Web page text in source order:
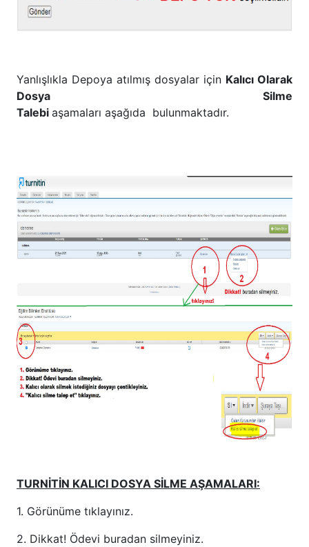
Yanlışlıkla Depoya atılmış dosyalar için Kalıcı Olarak
Dosya Silme
Talebi aşamaları aşağıda bulunmaktadır.
TURNİTİN KALICI DOSYA SİLME AŞAMALARI:
1. Görünüme tıklayınız.
2. Dikkat! Ödevi buradan silmeyiniz.